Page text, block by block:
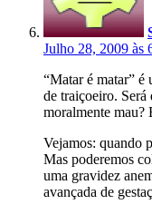
Julho 28, 2009 às
“Matar é matar” é
de traiçoeiro. Será
moralmente mau?
Vejamos: quando
Mas poderemos
uma gravidez
avançada de